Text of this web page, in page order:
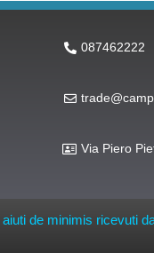
087462222
Via Piero
de minimis ricevuti